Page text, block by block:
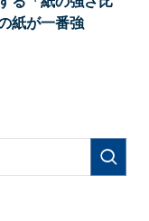
紙が一番強